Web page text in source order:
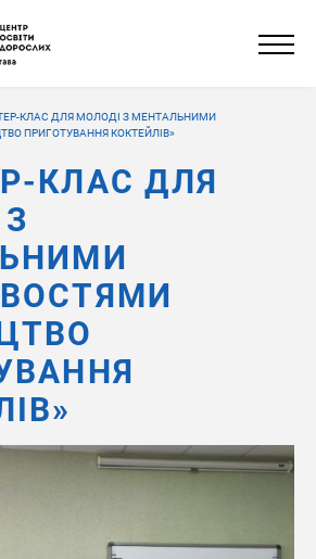
КЛАС ДЛЯ МОЛОДІ З МЕНТАЛЬНИМИ
ПРИГОТУВАННЯ КОКТЕЙЛІВ»
КЛАС ДЛЯ